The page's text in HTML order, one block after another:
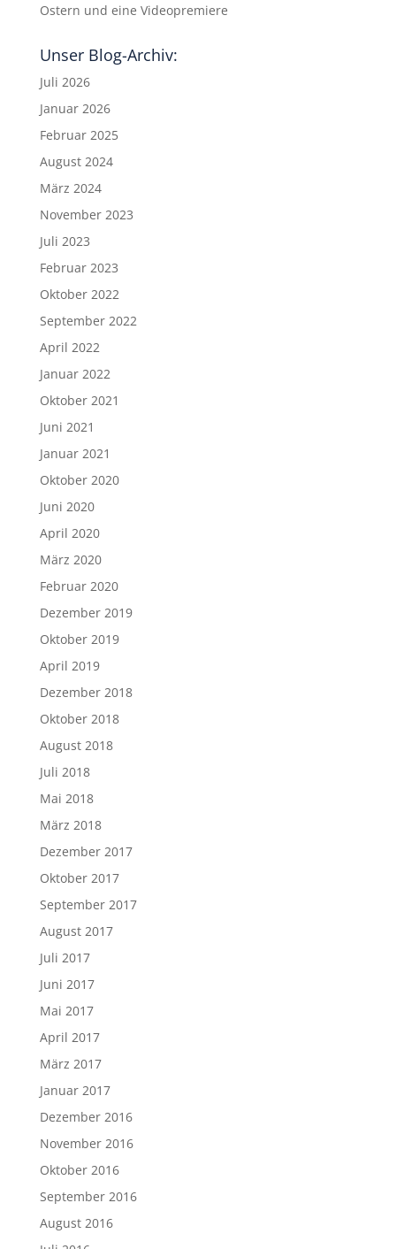
Ostern und eine Videopremiere
Unser Blog-Archiv:
Juli 2026
Januar 2026
Februar 2025
August 2024
März 2024
November 2023
Juli 2023
Februar 2023
Oktober 2022
September 2022
April 2022
Januar 2022
Oktober 2021
Juni 2021
Januar 2021
Oktober 2020
Juni 2020
April 2020
März 2020
Februar 2020
Dezember 2019
Oktober 2019
April 2019
Dezember 2018
Oktober 2018
August 2018
Juli 2018
Mai 2018
März 2018
Dezember 2017
Oktober 2017
September 2017
August 2017
Juli 2017
Juni 2017
Mai 2017
April 2017
März 2017
Januar 2017
Dezember 2016
November 2016
Oktober 2016
September 2016
August 2016